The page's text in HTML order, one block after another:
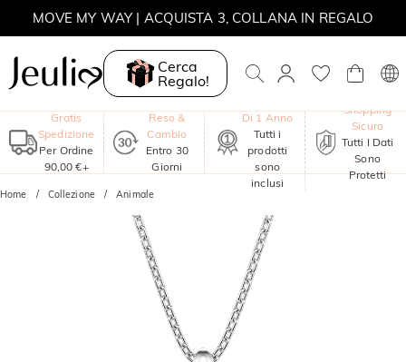
MOVE MY WAY | ACQUISTA 3, COLLANA IN REGALO
Cerca
Regalo!
Gratis
Spedizione
Per Ordine
90,00 €+
Reso &
Cambio
Entro 30
Giorni
Di 1 Anno
Tutti i
prodotti
sono
inclusi
Shopping
Sicuro
Tutti I Dati
Sono
Protetti
Home Collezione Animale